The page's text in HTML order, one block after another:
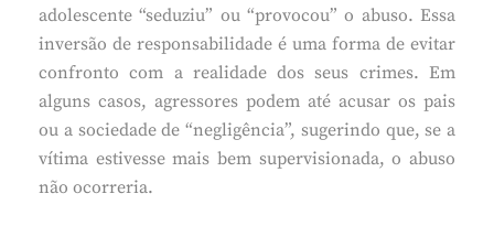
adolescente “seduziu” ou “provocou” o abuso. Essa
inversão de responsabilidade é uma forma de evitar
confronto com a realidade dos seus crimes. Em
alguns casos, agressores podem até acusar os pais
ou a sociedade de “negligência”, sugerindo que, se a
vítima estivesse mais bem supervisionada, o abuso
não ocorreria.